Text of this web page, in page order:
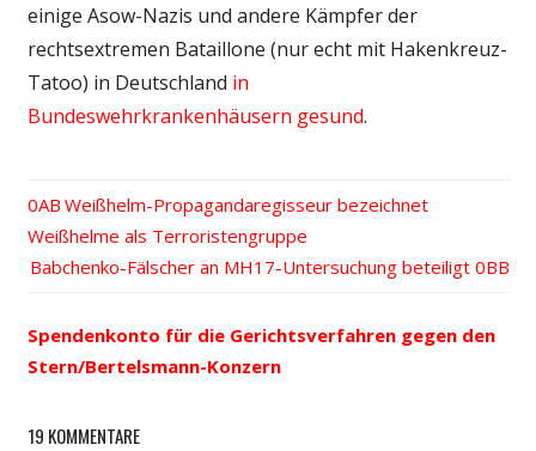
einige Asow-Nazis und andere Kämpfer der
rechtsextremen Bataillone (nur echt mit Hakenkreuz-
Tatoo) in Deutschland in
Bundeswehrkrankenhäusern gesund.
Beitrags-
Navigation
Vorheriger
Beitrag:
Weißhelm-Propagandaregisseur bezeichnet
Weißhelme als Terroristengruppe
Nächster
Babchenko-Fälscher an MH17-Untersuchung beteiligt
Spendenkonto für die Gerichtsverfahren gegen den
Stern/Bertelsmann-Konzern
19 KOMMENTARE